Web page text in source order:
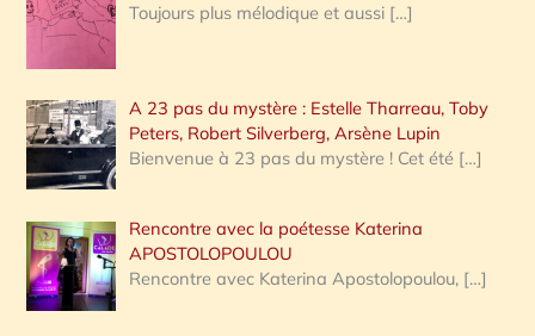
Toujours plus mélodique et aussi […]
A 23 pas du mystère : Estelle Tharreau, Toby
Peters, Robert Silverberg, Arsène Lupin
Bienvenue à 23 pas du mystère ! Cet été […]
Rencontre avec la poétesse Katerina
APOSTOLOPOULOU
Rencontre avec Katerina Apostolopoulou, […]